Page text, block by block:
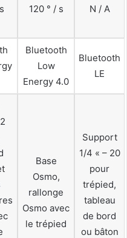
120 ° / s N / A
Bluetooth
Low
Energy 4.0
Bluetooth
LE
Base
Osmo,
rallonge
Osmo avec
le trépied
Support
1/4 « – 20
pour
trépied,
tableau
de bord
ou bâton